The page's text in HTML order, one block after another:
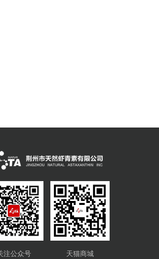
注公众号 天猫商城